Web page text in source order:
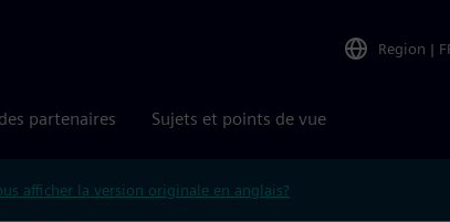
Region |
partenaires Sujets et points de vue
afficher la version originale en anglais?